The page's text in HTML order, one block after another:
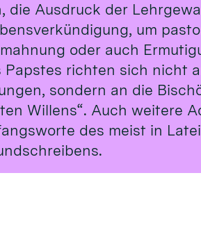
die Ausdruck der
um
oder auch
Papstes richten sich nicht
sondern an die
Willens“. Auch weitere
des meist in